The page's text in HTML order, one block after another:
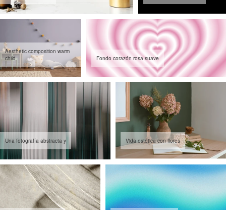
Aesthetic composition warm
child
Fondo corazón rosa suave
Una fotografía abstracta y Vida estética con flores